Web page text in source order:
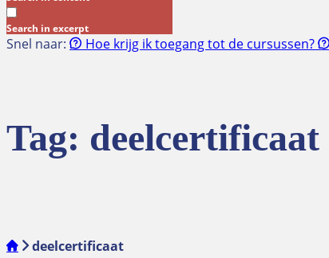
Search in excerpt
Snel naar: Hoe krijg ik toegang tot de cursussen?
Tag: deelcertificaat
deelcertificaat